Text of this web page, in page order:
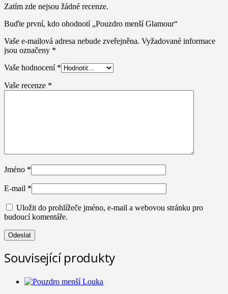
Zatím zde nejsou žádné recenze.
Buďte první, kdo ohodnotí „Pouzdro menší Glamour“
Vaše e-mailová adresa nebude zveřejněna. Vyžadované informace
jsou označeny *
Vaše hodnocení *
Vaše recenze *
Jméno *
E-mail *
Uložit do prohlížeče jméno, e-mail a webovou stránku pro
budoucí komentáře.
Související produkty